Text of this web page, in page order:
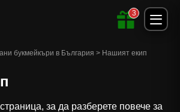
букмейкъри в България > Нашият екип
за да разберете повече за
3